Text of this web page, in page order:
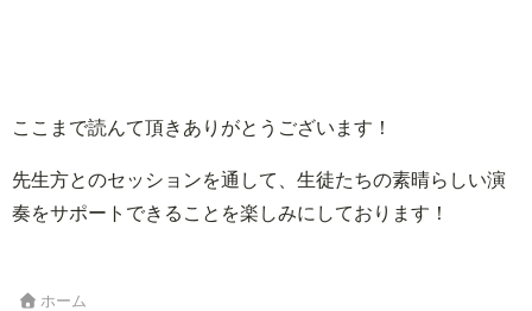
ここまで読んて頂きありがとうございます！
先生方とのセッションを通して、生徒たちの素晴らしい演
奏をサポートできることを楽しみにしております！
ホーム